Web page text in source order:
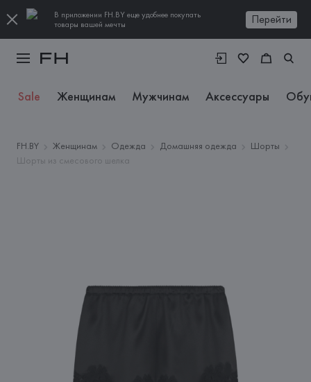
В приложении FH.BY еще удобнее покупать
товары вашей мечты
Перейти
Sale Женщинам Мужчинам Аксессуары
FH.BY Женщинам Одежда Домашняя одежда
Шорты
Шорты из смесового шелка